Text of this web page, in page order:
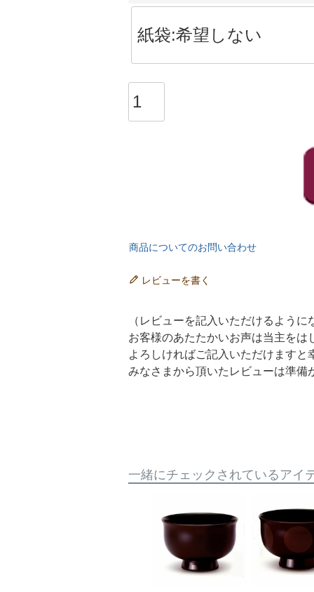
(
須
商品についてのお問い合わせ
レビューを書く
（レビューを記入いただけるように
お客様のあたたかいお声は当主を
よろしければご記入いただけますと
みなさまから頂いたレビューは準備
一緒にチェックされているアイ